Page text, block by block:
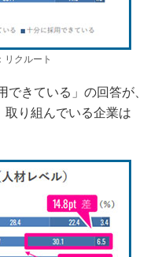
リクルート
きている」の回答が、
取り組んでいる企業は